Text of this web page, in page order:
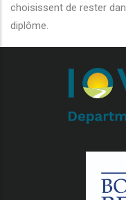
choisissent de rester
diplôme.